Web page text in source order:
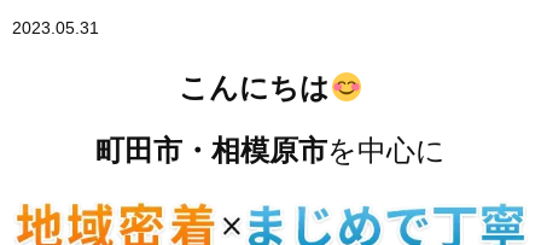
2023.05.31
こんにちは
町田市・相模原市を中心に